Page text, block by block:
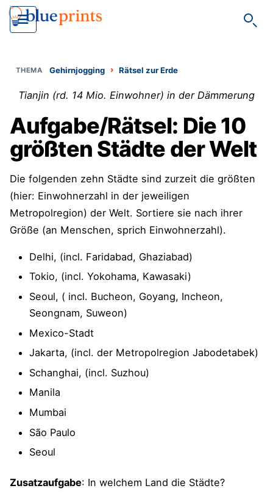
Gehirnjogging › Rätsel zur Erde
Tianjin (rd. 14 Mio. Einwohner) in der Dämmerung
Aufgabe/Rätsel: Die 10
größten Städte der Welt
Die folgenden zehn Städte sind zurzeit die größten
(hier: Einwohnerzahl in der jeweiligen
Metropolregion) der Welt. Sortiere sie nach ihrer
Größe (an Menschen, sprich Einwohnerzahl).
Delhi, (incl. Faridabad, Ghaziabad)
Tokio, (incl. Yokohama, Kawasaki)
Seoul, ( incl. Bucheon, Goyang, Incheon,
Seongnam, Suweon)
Mexico-Stadt
Jakarta, (incl. der Metropolregion Jabodetabek)
Schanghai, (incl. Suzhou)
Manila
Mumbai
São Paulo
Seoul
Zusatzaufgabe: In welchem Land die Städte?